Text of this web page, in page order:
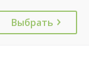
Выбрать